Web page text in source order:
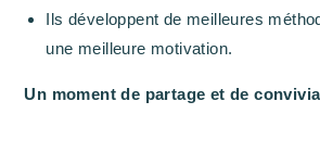
Ils développent de meilleures
une meilleure motivation.
Un moment de partage et de